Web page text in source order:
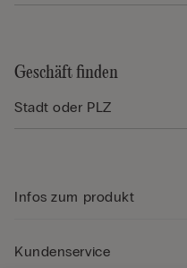
Geschäft finden
Infos zum produkt
Kundenservice